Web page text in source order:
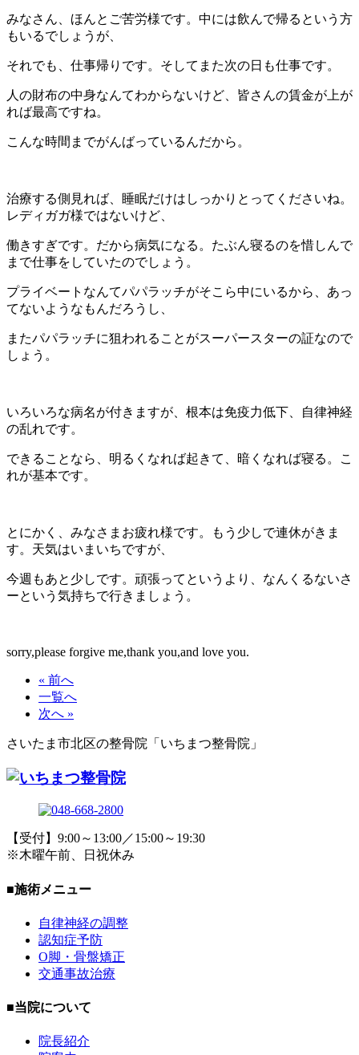
みなさん、ほんとご苦労様です。中には飲んで帰るという方
もいるでしょうが、
それでも、仕事帰りです。そしてまた次の日も仕事です。
人の財布の中身なんてわからないけど、皆さんの賃金が上が
れば最高ですね。
こんな時間までがんばっているんだから。
治療する側見れば、睡眠だけはしっかりとってくださいね。
レディガガ様ではないけど、
働きすぎです。だから病気になる。たぶん寝るのを惜しんで
まで仕事をしていたのでしょう。
プライベートなんてパパラッチがそこら中にいるから、あっ
てないようなもんだろうし、
またパパラッチに狙われることがスーパースターの証なので
しょう。
いろいろな病名が付きますが、根本は免疫力低下、自律神経
の乱れです。
できることなら、明るくなれば起きて、暗くなれば寝る。こ
れが基本です。
とにかく、みなさまお疲れ様です。もう少しで連休がきま
す。天気はいまいちですが、
今週もあと少しです。頑張ってというより、なんくるないさ
ーという気持ちで行きましょう。
sorry,please forgive me,thank you,and love you.
« 前へ
一覧へ
次へ »
さいたま市北区の整骨院「いちまつ整骨院」
【受付】9:00～13:00／15:00～19:30
※木曜午前、日祝休み
■施術メニュー
自律神経の調整
認知症予防
O脚・骨盤矯正
交通事故治療
■当院について
院長紹介